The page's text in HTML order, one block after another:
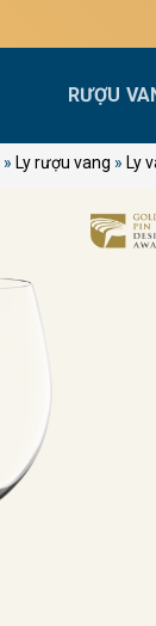
RƯỢU
» Ly rượu vang » Ly